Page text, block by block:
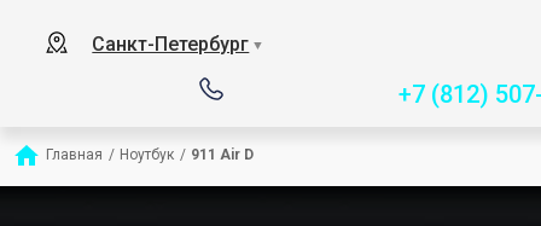
Санкт-Петербург ▼
+7 (812)
Главная / Ноутбук / 911 Air D